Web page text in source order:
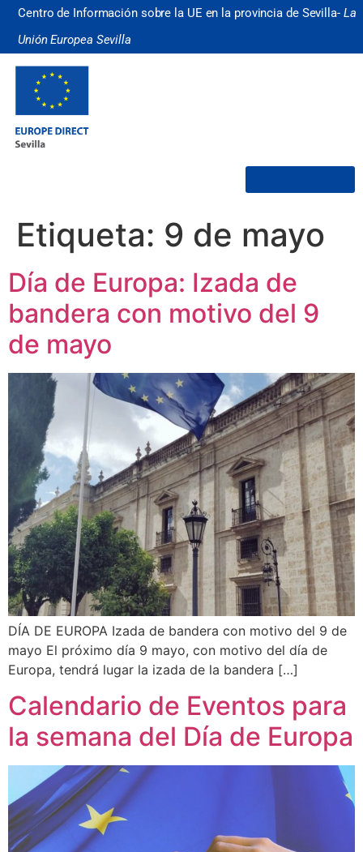
Centro de Información sobre la UE en la provincia de Sevilla- La
Unión Europea Sevilla
Etiqueta: 9 de mayo
Día de Europa: Izada de
bandera con motivo del 9
de mayo
DÍA DE EUROPA Izada de bandera con motivo del 9 de
mayo El próximo día 9 mayo, con motivo del día de
Europa, tendrá lugar la izada de la bandera […]
Calendario de Eventos para
la semana del Día de Europa